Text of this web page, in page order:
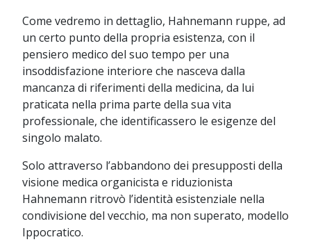
Come vedremo in dettaglio, Hahnemann ruppe, ad
un certo punto della propria esistenza, con il
pensiero medico del suo tempo per una
insoddisfazione interiore che nasceva dalla
mancanza di riferimenti della medicina, da lui
praticata nella prima parte della sua vita
professionale, che identificassero le esigenze del
singolo malato.
Solo attraverso l’abbandono dei presupposti della
visione medica organicista e riduzionista
Hahnemann ritrovò l’identità esistenziale nella
condivisione del vecchio, ma non superato, modello
Ippocratico.